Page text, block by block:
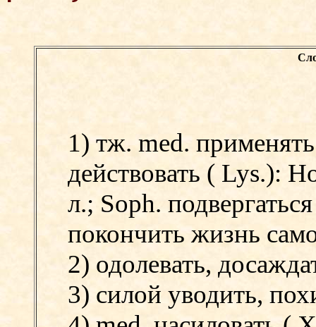
1) тж. med.
действовать ( Lys.):
л.; Soph.
покончить жизнь
2) одолевать,
3) силой уводить,